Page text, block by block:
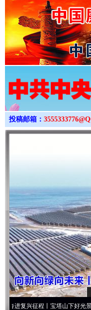
投稿邮箱：
程丨宝塔山下好光景..·[视频]因